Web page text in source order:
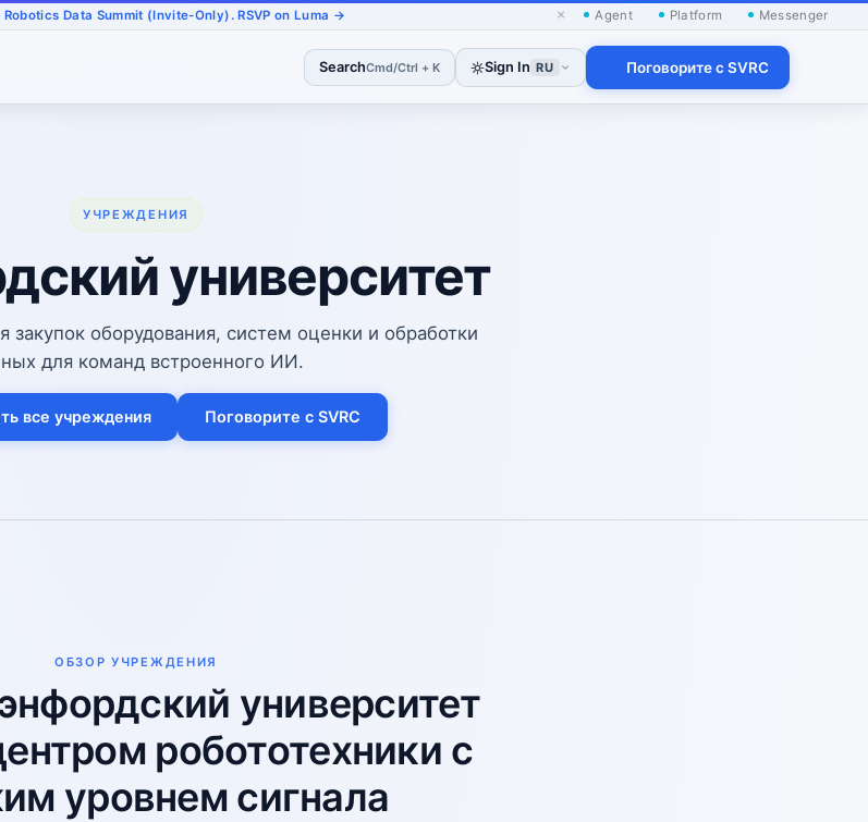
Data Summit (Invite-Only). RSVP on Luma → × Agent Platform Messenger
SearchCmd/Ctrl + K Sign In RU Поговорите с SVRC
УЧРЕЖДЕНИЯ
университет
закупок оборудования, систем оценки и обработки
для команд встроенного ИИ.
все учреждения Поговорите с SVRC
ОБЗОР УЧРЕЖДЕНИЯ
университет
робототехники с
уровнем сигнала